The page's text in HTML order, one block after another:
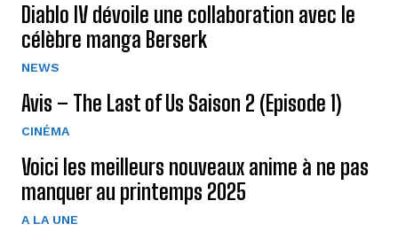
Diablo IV dévoile une collaboration avec le
célèbre manga Berserk
NEWS
Avis – The Last of Us Saison 2 (Episode 1)
CINÉMA
Voici les meilleurs nouveaux anime à ne pas
manquer au printemps 2025
A LA UNE